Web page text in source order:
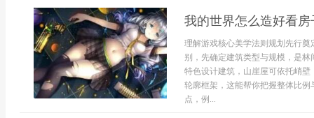
我的世界怎么造好看
理解游戏核心美学法则规划先行
别，先确定建筑类型与规模，是
特色设计建筑，山崖屋可依托峭
轮廓框架，这能帮你把握整体比
点，例...